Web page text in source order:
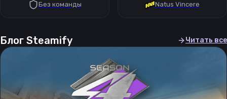
Без команды Natus Vincere
Блог Steamify Читать все